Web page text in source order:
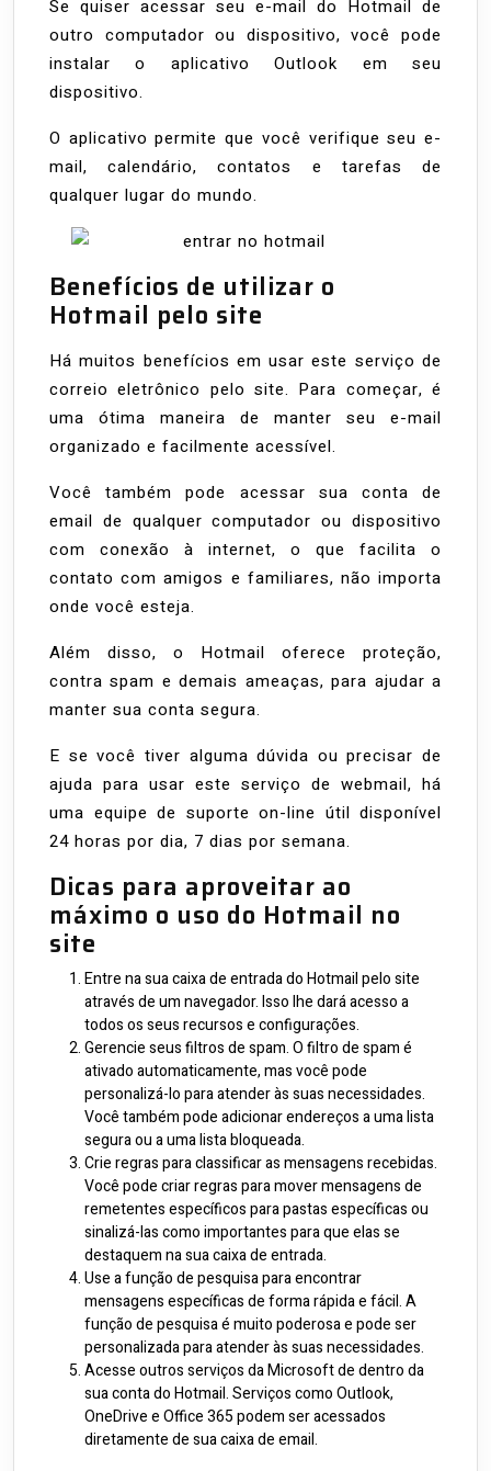
Se quiser acessar seu e-mail do Hotmail de
outro computador ou dispositivo, você pode
instalar o aplicativo Outlook em seu
dispositivo.
O aplicativo permite que você verifique seu e-
mail, calendário, contatos e tarefas de
qualquer lugar do mundo.
Benefícios de utilizar o
Hotmail pelo site
Há muitos benefícios em usar este serviço de
correio eletrônico pelo site. Para começar, é
uma ótima maneira de manter seu e-mail
organizado e facilmente acessível.
Você também pode acessar sua conta de
email de qualquer computador ou dispositivo
com conexão à internet, o que facilita o
contato com amigos e familiares, não importa
onde você esteja.
Além disso, o Hotmail oferece proteção,
contra spam e demais ameaças, para ajudar a
manter sua conta segura.
E se você tiver alguma dúvida ou precisar de
ajuda para usar este serviço de webmail, há
uma equipe de suporte on-line útil disponível
24 horas por dia, 7 dias por semana.
Dicas para aproveitar ao
máximo o uso do Hotmail no
site
Entre na sua caixa de entrada do Hotmail pelo site
através de um navegador. Isso lhe dará acesso a
todos os seus recursos e configurações.
Gerencie seus filtros de spam. O filtro de spam é
ativado automaticamente, mas você pode
personalizá-lo para atender às suas necessidades.
Você também pode adicionar endereços a uma lista
segura ou a uma lista bloqueada.
Crie regras para classificar as mensagens recebidas.
Você pode criar regras para mover mensagens de
remetentes específicos para pastas específicas ou
sinalizá-las como importantes para que elas se
destaquem na sua caixa de entrada.
Use a função de pesquisa para encontrar
mensagens específicas de forma rápida e fácil. A
função de pesquisa é muito poderosa e pode ser
personalizada para atender às suas necessidades.
Acesse outros serviços da Microsoft de dentro da
sua conta do Hotmail. Serviços como Outlook,
OneDrive e Office 365 podem ser acessados
diretamente de sua caixa de email.